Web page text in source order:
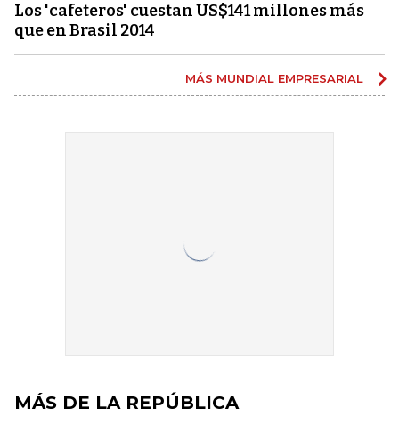
Los 'cafeteros' cuestan US$141 millones más
que en Brasil 2014
MÁS MUNDIAL EMPRESARIAL
MÁS DE LA REPÚBLICA